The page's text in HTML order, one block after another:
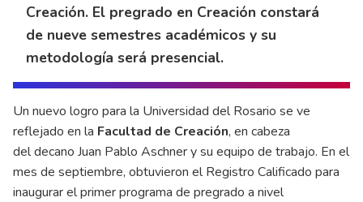
Creación. El pregrado en Creación constará
de nueve semestres académicos y su
metodología será presencial.
Un nuevo logro para la Universidad del Rosario se ve
reflejado en la Facultad de Creación, en cabeza
del decano Juan Pablo Aschner y su equipo de trabajo. En el
mes de septiembre, obtuvieron el Registro Calificado para
inaugurar el primer programa de pregrado a nivel